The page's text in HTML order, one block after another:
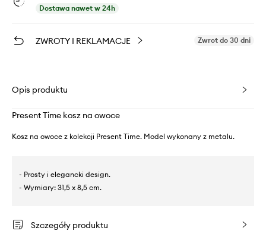
Dostawa nawet w 24h
ZWROTY I REKLAMACJE Zwrot do 30 dni
Opis produktu
Present Time kosz na owoce
Kosz na owoce z kolekcji Present Time. Model wykonany z metalu.
- Prosty i elegancki design.
- Wymiary: 31,5 x 8,5 cm.
Szczegóły produktu